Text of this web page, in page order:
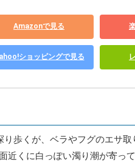
Amazonで見る
ショッピングで見る
歩くが、ベラやフグのエサ
近くに白っぽい濁り潮が寄っ